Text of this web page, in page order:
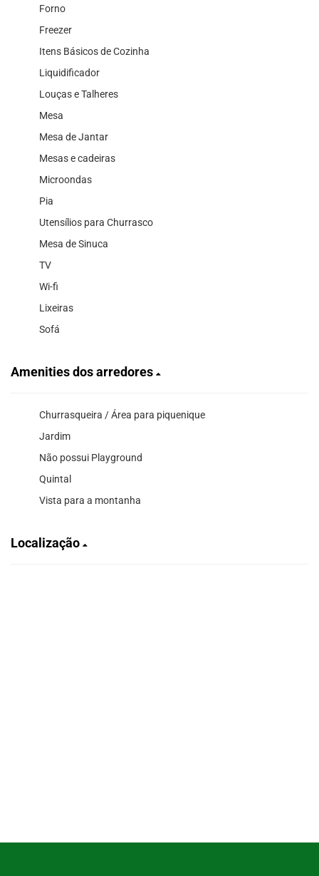
Forno
Freezer
Itens Básicos de Cozinha
Liquidificador
Louças e Talheres
Mesa
Mesa de Jantar
Mesas e cadeiras
Microondas
Pia
Utensílios para Churrasco
Mesa de Sinuca
TV
Wi-fi
Lixeiras
Sofá
Amenities dos arredores
Churrasqueira / Área para piquenique
Jardim
Não possui Playground
Quintal
Vista para a montanha
Localização